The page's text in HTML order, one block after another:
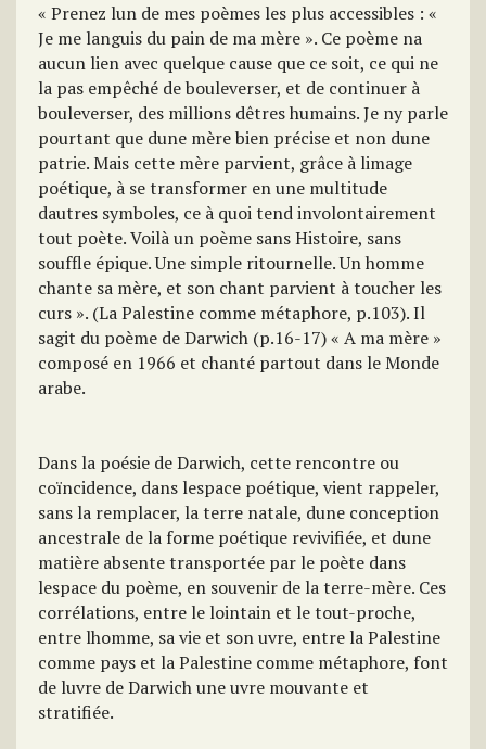
« Prenez lun de mes poèmes les plus accessibles : «
Je me languis du pain de ma mère ». Ce poème na
aucun lien avec quelque cause que ce soit, ce qui ne
la pas empêché de bouleverser, et de continuer à
bouleverser, des millions dêtres humains. Je ny parle
pourtant que dune mère bien précise et non dune
patrie. Mais cette mère parvient, grâce à limage
poétique, à se transformer en une multitude
dautres symboles, ce à quoi tend involontairement
tout poète. Voilà un poème sans Histoire, sans
souffle épique. Une simple ritournelle. Un homme
chante sa mère, et son chant parvient à toucher les
curs ». (La Palestine comme métaphore, p.103). Il
sagit du poème de Darwich (p.16-17) « A ma mère »
composé en 1966 et chanté partout dans le Monde
arabe.
Dans la poésie de Darwich, cette rencontre ou
coïncidence, dans lespace poétique, vient rappeler,
sans la remplacer, la terre natale, dune conception
ancestrale de la forme poétique revivifiée, et dune
matière absente transportée par le poète dans
lespace du poème, en souvenir de la terre-mère. Ces
corrélations, entre le lointain et le tout-proche,
entre lhomme, sa vie et son uvre, entre la Palestine
comme pays et la Palestine comme métaphore, font
de luvre de Darwich une uvre mouvante et
stratifiée.